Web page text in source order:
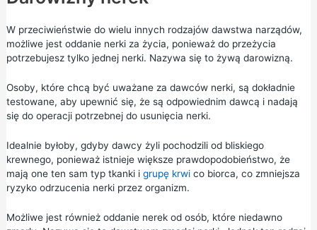
W przeciwieństwie do wielu innych rodzajów dawstwa narządów,
możliwe jest oddanie nerki za życia, ponieważ do przeżycia
potrzebujesz tylko jednej nerki. Nazywa się to żywą darowizną.
Osoby, które chcą być uważane za dawców nerki, są dokładnie
testowane, aby upewnić się, że są odpowiednim dawcą i nadają
się do operacji potrzebnej do usunięcia nerki.
Idealnie byłoby, gdyby dawcy żyli pochodzili od bliskiego
krewnego, ponieważ istnieje większe prawdopodobieństwo, że
mają one ten sam typ tkanki i grupę krwico biorca, co zmniejsza
ryzyko odrzucenia nerki przez organizm.
Możliwe jest również oddanie nerek od osób, które niedawno